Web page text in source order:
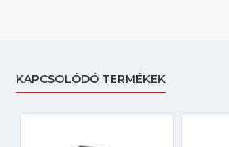
KAPCSOLÓDÓ TERMÉKEK